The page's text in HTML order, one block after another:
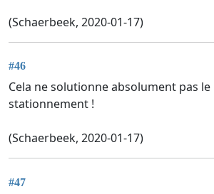
(Schaerbeek, 2020-01-17)
#46
Cela ne solutionne absolument pas
stationnement !
(Schaerbeek, 2020-01-17)
#47